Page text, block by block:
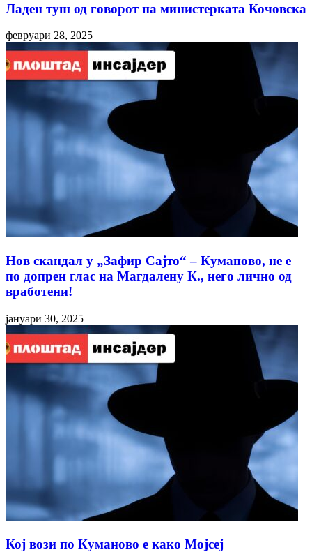
Ладен туш од говорот на министерката Кочовска
февруари 28, 2025
Нов скандал у „Зафир Сајто“ – Куманово, не е
по допрен глас на Магдалену К., него лично од
вработени!
јануари 30, 2025
Кој вози по Куманово е како Мојсеј